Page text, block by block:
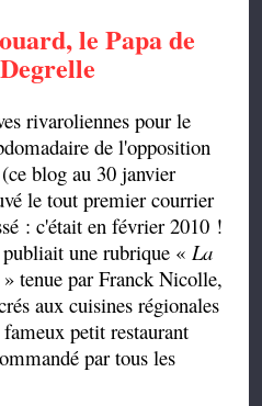
le Papa de
rivaroliennes pour le
de l'opposition
blog au 30 janvier
le tout premier courrier
: c'était en février 2010 !
une rubrique «La
» tenue par Franck Nicolle,
aux cuisines régionales
petit restaurant
par tous les